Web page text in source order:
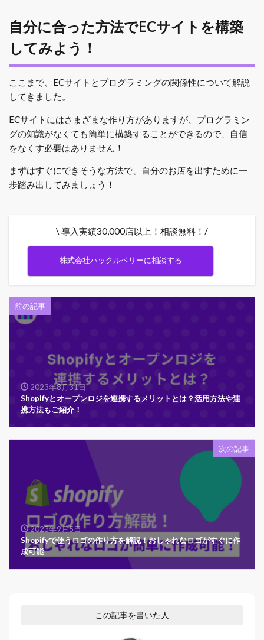
自分に合った方法でECサイトを構築
してみよう！
ここまで、ECサイトとプログラミングの関係性について解説
してきました。
ECサイトにはさまざまな作り方がありますが、プログラミン
グの知識がなくても簡単に構築することができるので、自信
をなくす必要はありません！
まずはすぐにできそうな方法で、自分のお店を出すために一
歩踏み出してみましょう！
\ 導入実績30,000店以上！相談無料！/
株式会社ハックルベリーに相談する
前の記事
2023年8月31日
Shopifyとオープンロジを連携するメリットとは？活用方法や連
携方法もご紹介！
次の記事
2023年9月5日
Shopifyで使うロゴの作り方を解説！おしゃれなロゴがすぐに作
成可能
この記事を書いた人